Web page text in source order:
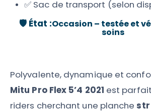
✅ Sac de transport (selon
🛡️ État :Occasion – testée et
soins
Polyvalente, dynamique et
Mitu Pro Flex 5’4 2021 est
riders cherchant une planchestr